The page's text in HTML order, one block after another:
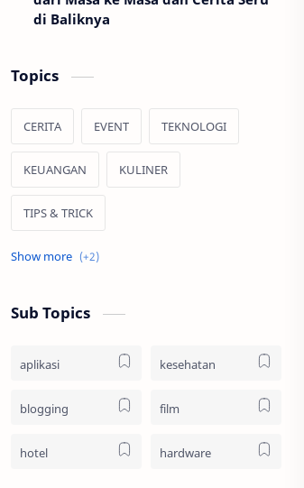
di Baliknya
Topics
CERITA EVENT TEKNOLOGI
KEUANGAN KULINER
TIPS & TRICK
JALAN JALAN
Sub Topics
aplikasi kesehatan
blogging film
hotel hardware